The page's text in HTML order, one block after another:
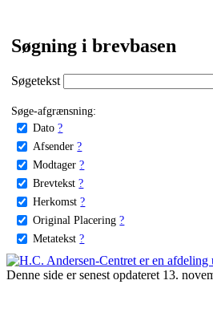
Søgning i brevbasen
Søgetekst
Søge-afgrænsning:
Dato ?
Afsender ?
Modtager ?
Brevtekst ?
Herkomst ?
Original Placering ?
Metatekst ?
Denne side er senest opdateret 13.